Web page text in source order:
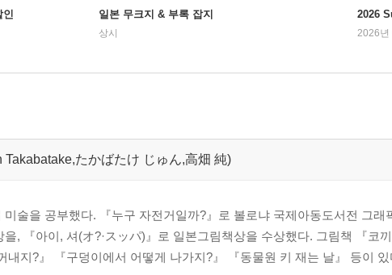
인 일본 무크지 & 부록 잡지
상시
2026
2026년
Takabatake,たかばたけ じゅん,高畑 純)
술을 공부했다. 『누구 자전거일까?』로 볼로냐 국제아동도서전 그래
, 『아이, 셔(オ?·スッパ)』로 일본그림책상을 수상했다. 그림책 『코
내지?』 『구덩이에서 어떻게 나가지?』 『동물원 키 재는 날』 등이 있